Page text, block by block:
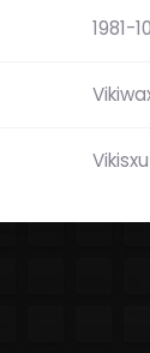
1981-
Vikisxu